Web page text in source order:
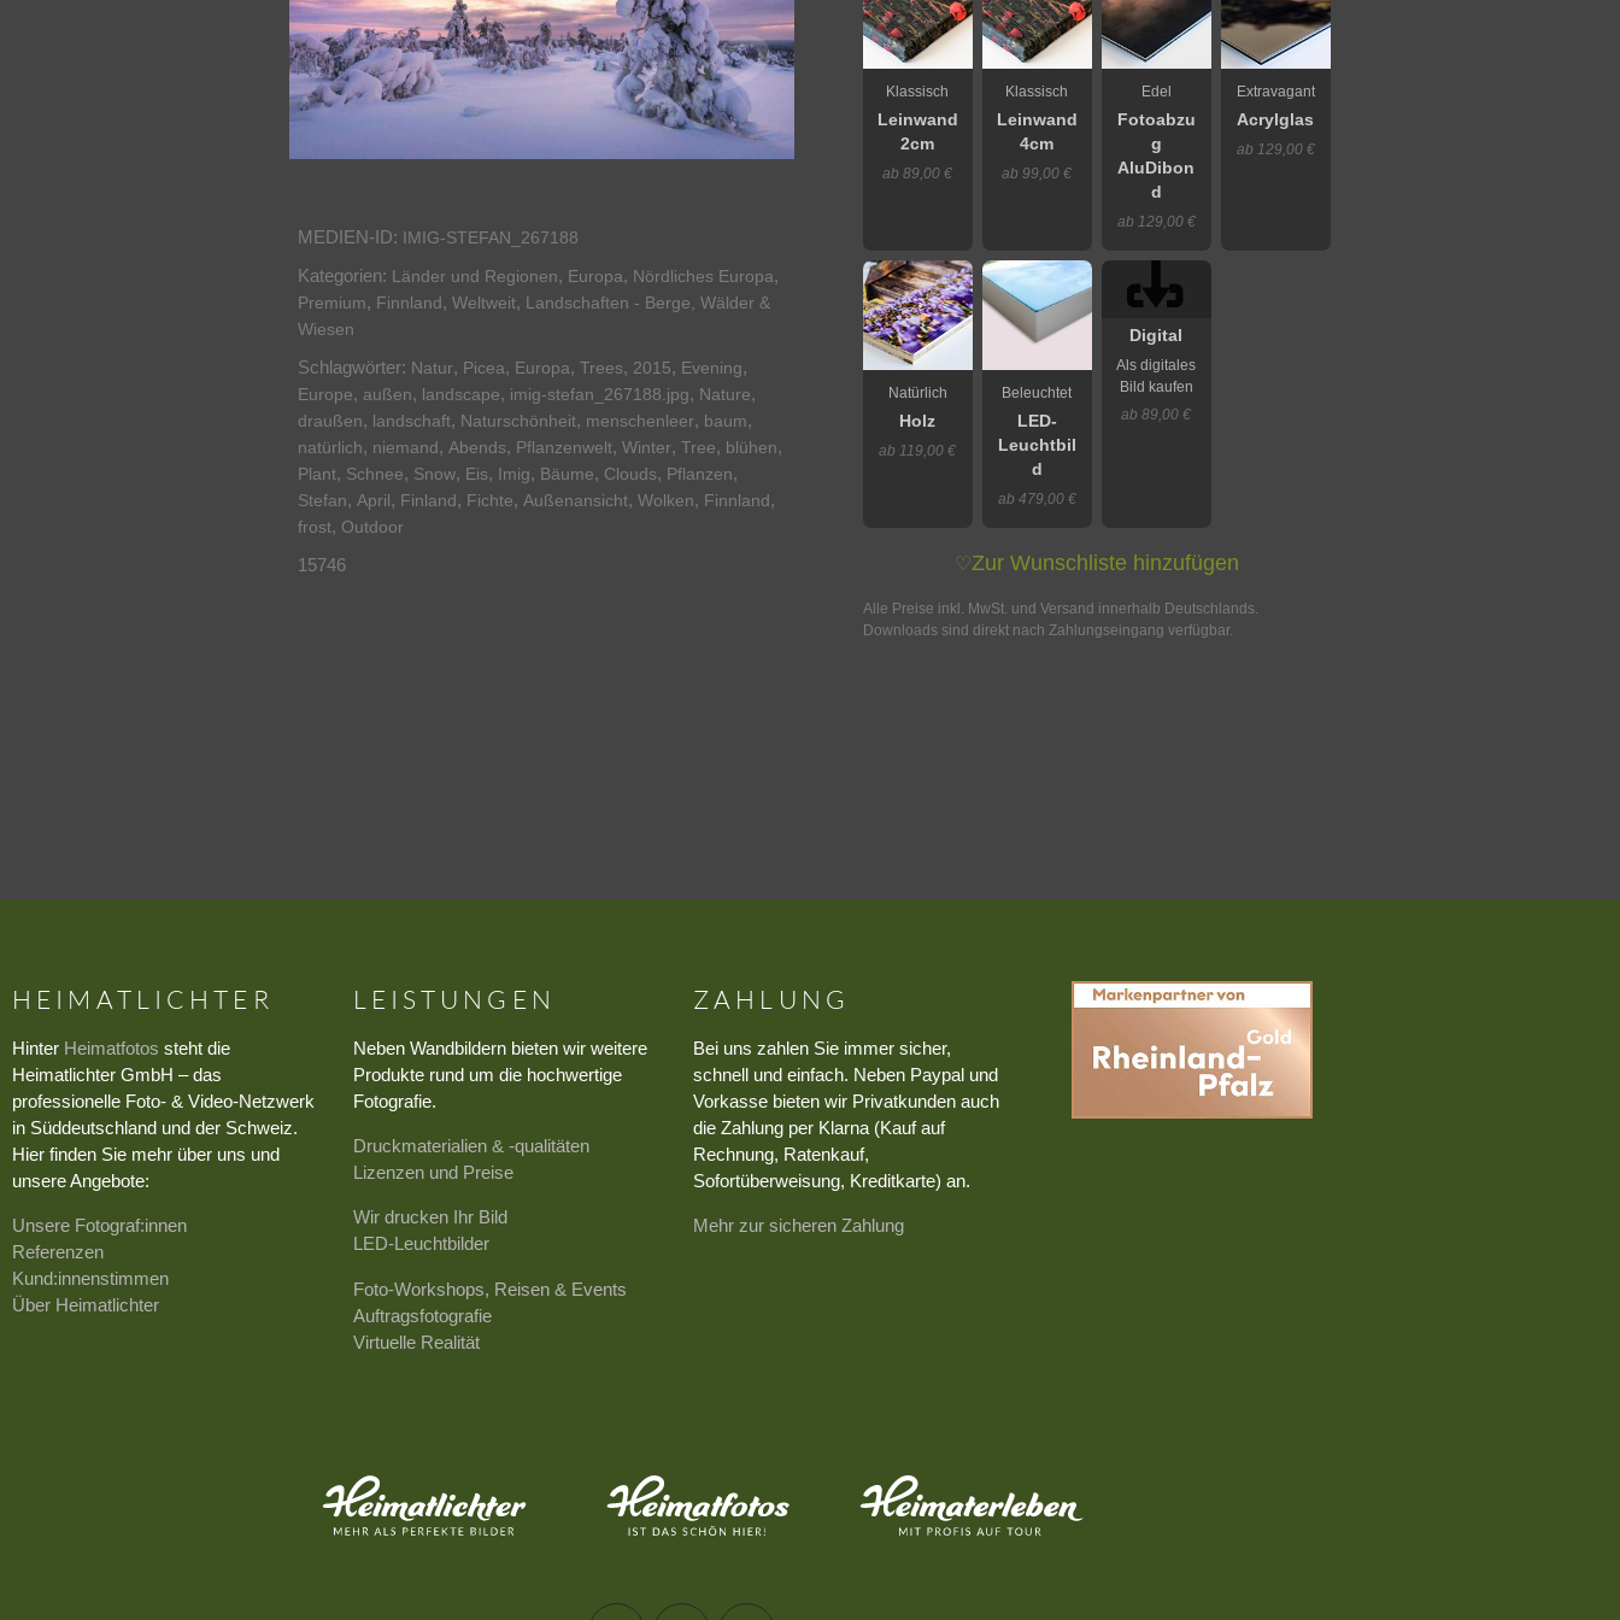
MEDIEN-ID: IMIG-STEFAN_267188
Kategorien: Länder und Regionen, Europa, Nördliches Europa,
Premium, Finnland, Weltweit, Landschaften - Berge, Wälder &
Wiesen
Schlagwörter: Natur, Picea, Europa, Trees, 2015, Evening,
Europe, außen, landscape, imig-stefan_267188.jpg, Nature,
draußen, landschaft, Naturschönheit, menschenleer, baum,
natürlich, niemand, Abends, Pflanzenwelt, Winter, Tree, blühen,
Plant, Schnee, Snow, Eis, Imig, Bäume, Clouds, Pflanzen,
Stefan, April, Finland, Fichte, Außenansicht, Wolken, Finnland,
frost, Outdoor
15746
Klassisch
Leinwand
2cm
ab 89,00 €
Klassisch
Leinwand
4cm
ab 99,00 €
Edel
Fotoabzu
g
AluDibon
d
ab 129,00 €
Extravagant
Acrylglas
ab 129,00 €
Natürlich
Holz
ab 119,00 €
Beleuchtet
LED-
Leuchtbil
d
ab 479,00 €
Digital
Als digitales
Bild kaufen
ab 89,00 €
♡Zur Wunschliste hinzufügen
Alle Preise inkl. MwSt. und Versand innerhalb Deutschlands.
Downloads sind direkt nach Zahlungseingang verfügbar.
HEIMATLICHTER
Hinter Heimatfotos steht die
Heimatlichter GmbH – das
professionelle Foto- & Video-Netzwerk
in Süddeutschland und der Schweiz.
Hier finden Sie mehr über uns und
unsere Angebote:
Unsere Fotograf:innen
Referenzen
Kund:innenstimmen
Über Heimatlichter
LEISTUNGEN
Neben Wandbildern bieten wir weitere
Produkte rund um die hochwertige
Fotografie.
Druckmaterialien & -qualitäten
Lizenzen und Preise
Wir drucken Ihr Bild
LED-Leuchtbilder
Foto-Workshops, Reisen & Events
Auftragsfotografie
Virtuelle Realität
ZAHLUNG
Bei uns zahlen Sie immer sicher,
schnell und einfach. Neben Paypal und
Vorkasse bieten wir Privatkunden auch
die Zahlung per Klarna (Kauf auf
Rechnung, Ratenkauf,
Sofortüberweisung, Kreditkarte) an.
Mehr zur sicheren Zahlung